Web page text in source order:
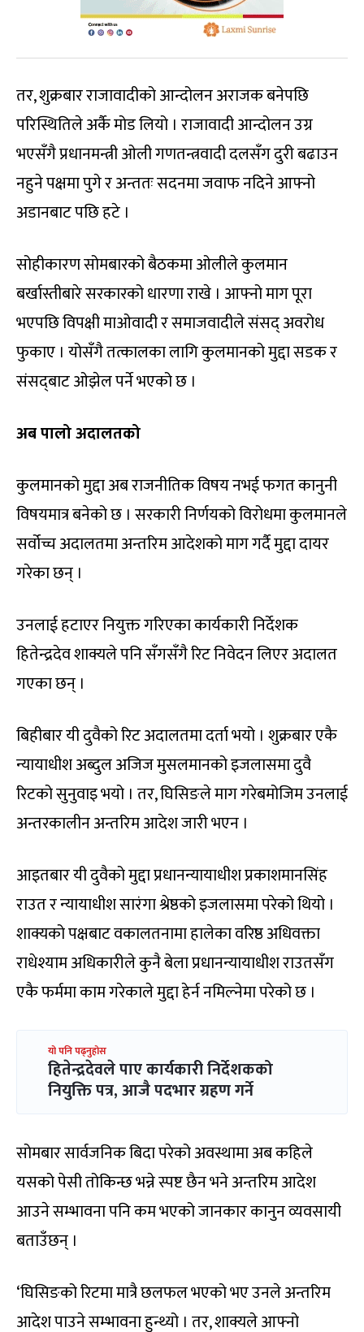
तर, शुक्रबार राजावादीको आन्दोलन अराजक बनेपछि
परिस्थितिले अर्कै मोड लियो । राजावादी आन्दोलन उग्र
भएसँगै प्रधानमन्त्री ओली गणतन्त्रवादी दलसँग दुरी बढाउन
नहुने पक्षमा पुगे र अन्ततः सदनमा जवाफ नदिने आफ्नो
अडानबाट पछि हटे ।
सोहीकारण सोमबारको बैठकमा ओलीले कुलमान
बर्खास्तीबारे सरकारको धारणा राखे । आफ्नो माग पूरा
भएपछि विपक्षी माओवादी र समाजवादीले संसद् अवरोध
फुकाए । योसँगै तत्कालका लागि कुलमानको मुद्दा सडक र
संसद्‍बाट ओझेल पर्ने भएको छ ।
अब पालो अदालतको
कुलमानको मुद्दा अब राजनीतिक विषय नभई फगत कानुनी
विषयमात्र बनेको छ । सरकारी निर्णयको विरोधमा कुलमानले
सर्वोच्च अदालतमा अन्तरिम आदेशको माग गर्दै मुद्दा दायर
गरेका छन् ।
उनलाई हटाएर नियुक्त गरिएका कार्यकारी निर्देशक
हितेन्द्रदेव शाक्यले पनि सँगसँगै रिट निवेदन लिएर अदालत
गएका छन् ।
बिहीबार यी दुवैको रिट अदालतमा दर्ता भयो । शुक्रबार एकै
न्यायाधीश अब्दुल अजिज मुसलमानको इजलासमा दुवै
रिटको सुनुवाइ भयो । तर, घिसिङले माग गरेबमोजिम उनलाई
अन्तरकालीन अन्तरिम आदेश जारी भएन ।
आइतबार यी दुवैको मुद्दा प्रधानन्यायाधीश प्रकाशमानसिंह
राउत र न्यायाधीश सारंगा श्रेष्ठको इजलासमा परेको थियो ।
शाक्यको पक्षबाट वकालतनामा हालेका वरिष्ठ अधिवक्ता
राधेश्याम अधिकारीले कुनै बेला प्रधानन्यायाधीश राउतसँग
एकै फर्ममा काम गरेकाले मुद्दा हेर्न नमिल्नेमा परेको छ ।
यो पनि पढ्नुहोस
हितेन्द्रदेवले पाए कार्यकारी निर्देशकको
नियुक्ति पत्र, आजै पदभार ग्रहण गर्ने
सोमबार सार्वजनिक बिदा परेको अवस्थामा अब कहिले
यसको पेसी तोकिन्छ भन्ने स्पष्ट छैन भने अन्तरिम आदेश
आउने सम्भावना पनि कम भएको जानकार कानुन व्यवसायी
बताउँछन् ।
‘घिसिङको रिटमा मात्रै छलफल भएको भए उनले अन्तरिम
आदेश पाउने सम्भावना हुन्थ्यो । तर, शाक्यले आफ्नो